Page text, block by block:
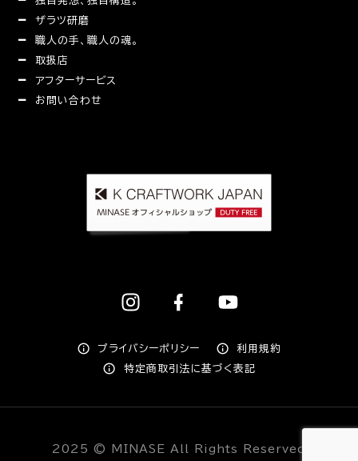
ザラツ研磨
職人の手、職人の魂。
取扱店
アフターサービス
お問い合わせ
プライバシーポリシー
利用規約
特定商取引法に基づく表記
2025 © MINASE All Rights Reserved